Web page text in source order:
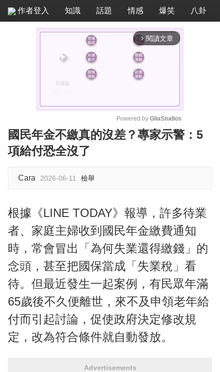
作者登入 知識 話題 情感 爆笑 八卦
arrow_forward_ios 閱讀文章
M
Powered by GliaStudios
國民年金不繳真的沒差？專家示警：5
項給付恐全沒了
Cara 2026-06-11 檢舉
根據《LINE TODAY》報導，許多待業
者、家庭主婦收到國民年金繳費通知
時，常會冒出「為何失業還得繳錢」的
念頭，甚至把國保當成「失業稅」看
待。但最近發生一起案例，有民眾年滿
65歲後不久便離世，來不及申領老年給
付而引起討論，促使政府決定修改規
定，改為符合條件就自動發放。
Advertisements